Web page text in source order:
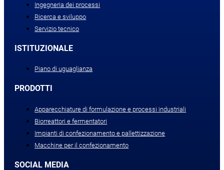
Ingegneria dei processi
Ricerca e sviluppo
Servizio tecnico
ISTITUZIONALE
Piano di uguaglianza
PRODOTTI
Apparecchiature di formulazione e processi industriali
Biorreattori e fermentatori
Impianti di confezionamento e pallettizzazione
Macchine per il confezionamento
SOCIAL MEDIA